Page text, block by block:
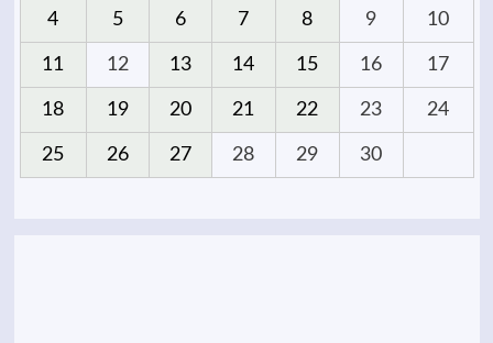
4 5 6 7 8 9 10
11 12 13 14 15 16 17
18 19 20 21 22 23 24
25 26 27 28 29 30